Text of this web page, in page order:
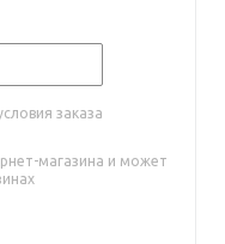
заказа
магазина и может